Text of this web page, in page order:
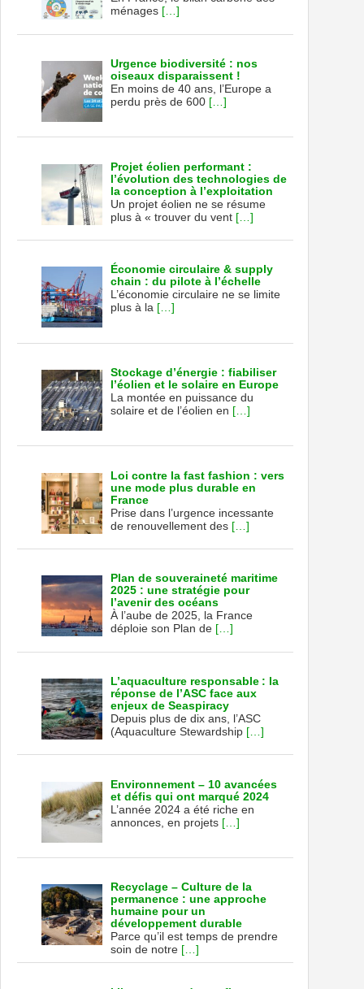
ménages […]
Urgence biodiversité : nos
oiseaux disparaissent !
En moins de 40 ans, l’Europe a
perdu près de 600 […]
Projet éolien performant :
l’évolution des technologies de
la conception à l’exploitation
Un projet éolien ne se résume
plus à « trouver du vent […]
Économie circulaire & supply
chain : du pilote à l’échelle
L’économie circulaire ne se limite
plus à la […]
Stockage d’énergie : fiabiliser
l’éolien et le solaire en Europe
La montée en puissance du
solaire et de l’éolien en […]
Loi contre la fast fashion : vers
une mode plus durable en
France
Prise dans l’urgence incessante
de renouvellement des […]
Plan de souveraineté maritime
2025 : une stratégie pour
l’avenir des océans
À l’aube de 2025, la France
déploie son Plan de […]
L’aquaculture responsable : la
réponse de l’ASC face aux
enjeux de Seaspiracy
Depuis plus de dix ans, l’ASC
(Aquaculture Stewardship […]
Environnement – 10 avancées
et défis qui ont marqué 2024
L’année 2024 a été riche en
annonces, en projets […]
Recyclage – Culture de la
permanence : une approche
humaine pour un
développement durable
Parce qu’il est temps de prendre
soin de notre […]